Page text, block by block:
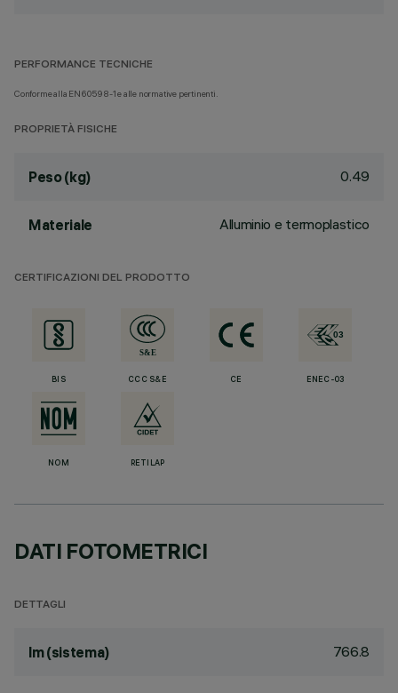
PERFORMANCE TECNICHE
Conforme alla EN60598-1 e alle normative pertinenti.
PROPRIETÀ FISICHE
Peso (kg) 0.49
Materiale Alluminio e termoplastico
CERTIFICAZIONI DEL PRODOTTO
BIS CCC S&E CE ENEC-03
NOM RETILAP
DATI FOTOMETRICI
DETTAGLI
lm (sistema) 766.8